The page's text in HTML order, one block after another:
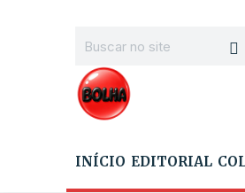
INÍCIO EDITORIAL